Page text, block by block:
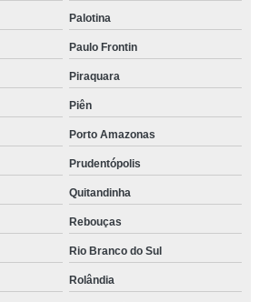
Palotina
Paulo Frontin
Piraquara
Piên
Porto Amazonas
Prudentópolis
Quitandinha
Rebouças
Rio Branco do Sul
Rolândia